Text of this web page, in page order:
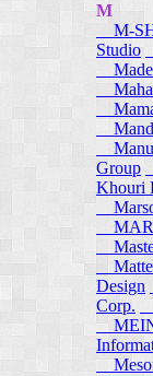
M
M-
Studio
Made
Group
Khouri
Design
Corp.